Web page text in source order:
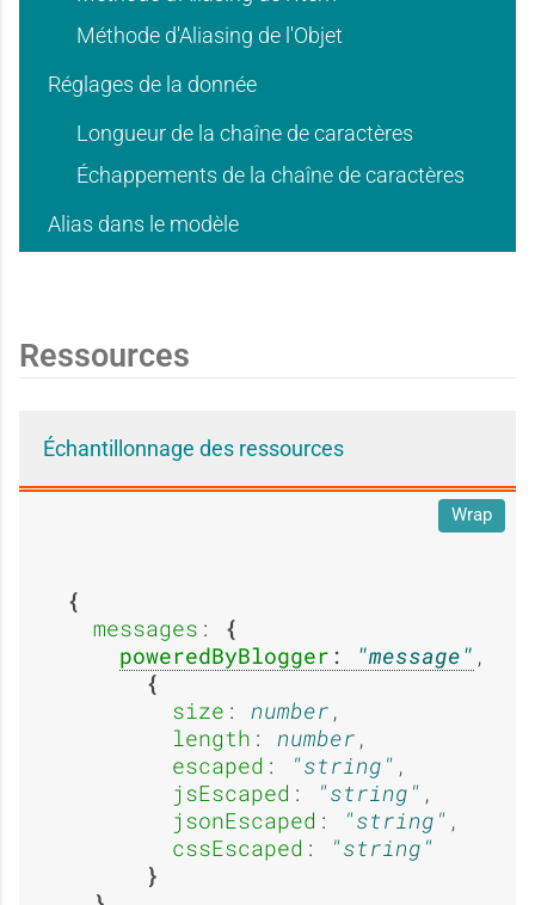
s
a
g
e
:
A
b
s
a
e
E
x
'
u
s
a
e
'
u
a
e
:
Méthode d'Aliasing de l'Objet
Réglages de la donnée
Longueur de la chaîne de caractères
Échappements de la chaîne de caractères
Alias dans le modèle
Ressources
Échantillonnage des ressources
messages :
poweredByBlogger : message
,
size : number ,
length : number ,
escaped : string
,
jsEscaped : string
,
jsonEscaped : string
,
cssEscaped : string
Wrap